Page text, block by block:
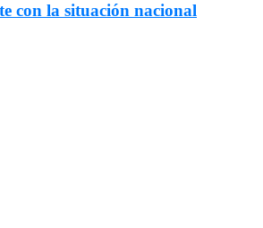
con la situación nacional